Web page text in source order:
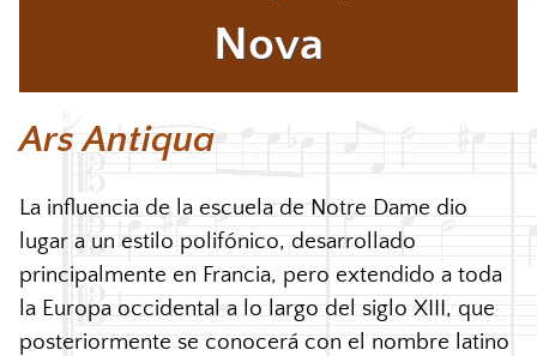
Nova
Ars Antiqua
La influencia de la escuela de Notre Dame dio
lugar a un estilo polifónico, desarrollado
principalmente en Francia, pero extendido a toda
la Europa occidental a lo largo del siglo XIII, que
posteriormente se conocerá con el nombre latino